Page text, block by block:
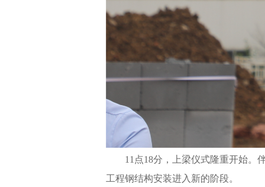
11点18分，上梁仪式隆重开始。
工程钢结构安装进入新的阶段。